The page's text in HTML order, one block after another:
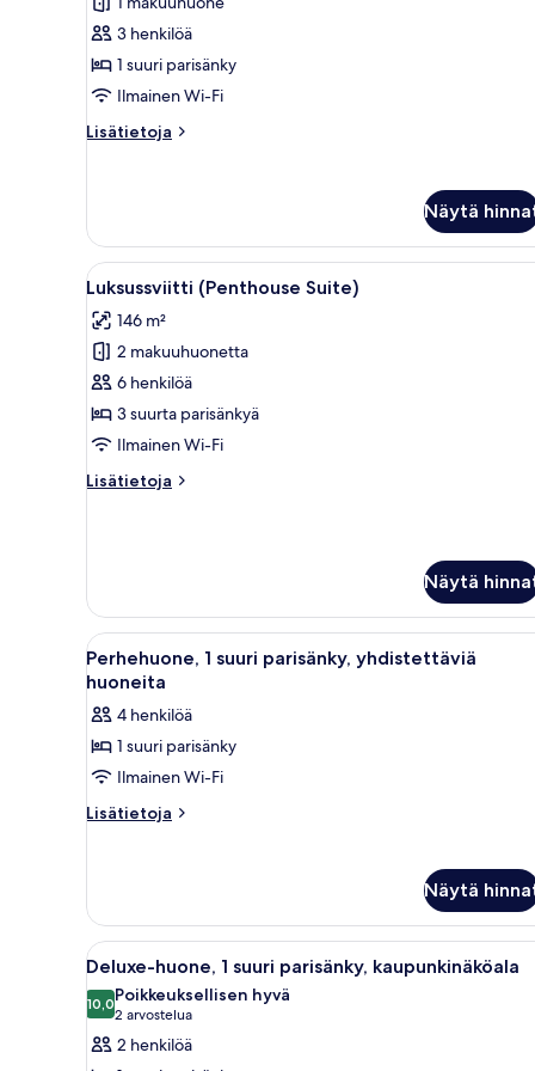
suuri
parisänky
kuvat
3 henkilöä
1 suuri parisänky
Ilmainen Wi-Fi
Lisätietoja
Lisätietoja
parisänky
Näytä
Avaa
kaikki
huonetyypin
Luksussviitti
(Penthouse
Suite)
kuvat
Moderni keittiö, jossa on
6
Luksussviitti (Penthouse Suite)
146 m²
2 makuuhuonetta
6 henkilöä
3 suurta parisänkyä
Ilmainen Wi-Fi
Lisätietoja
Lisätietoja
Näytä
Avaa
kaikki
huonetyypin
Perhehuone,
1
suuri
parisänky,
Hotellihuone, jossa on sänky,
6
Perhehuone, 1 suuri parisänky, yhdistettäviä
huoneita
4 henkilöä
1 suuri parisänky
Ilmainen Wi-Fi
Lisätietoja
Lisätietoja
parisänky,
yhdistettäviä
huoneita
Näytä
Avaa
kaikki
huonetyypin
Deluxe-
huone,
Moderni hotellihuone, jossa
5
Deluxe-huone, 1 suuri parisänky, kaupunkinäköala
10,010,0 kautta 10
Poikkeuksellisen hyvä
2 arvostelua
(2
arvostelua)
2 henkilöä